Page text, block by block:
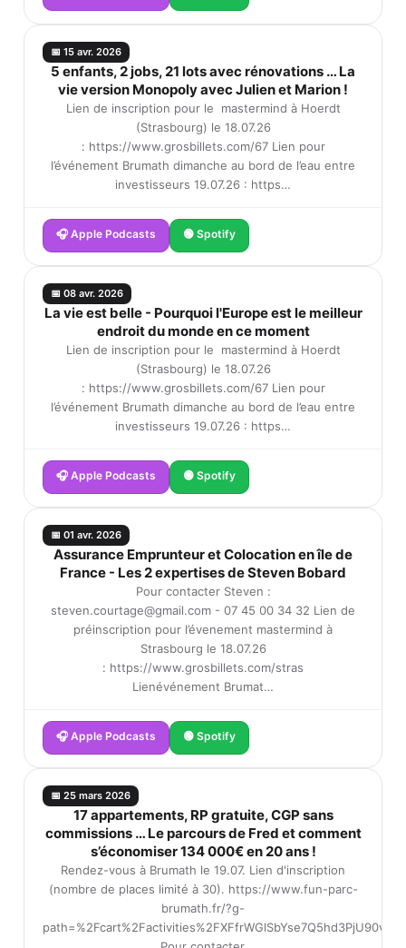
📅 15 avr. 2026
5 enfants, 2 jobs, 21 lots avec rénovations … La
vie version Monopoly avec Julien et Marion !
Lien de inscription pour le mastermind à Hoerdt
(Strasbourg) le 18.07.26
: https://www.grosbillets.com/67 Lien pour
l’événement Brumath dimanche au bord de l’eau entre
investisseurs 19.07.26 : https…
🎧 Apple Podcasts 🟢 Spotify
📅 08 avr. 2026
La vie est belle - Pourquoi l'Europe est le meilleur
endroit du monde en ce moment
Lien de inscription pour le mastermind à Hoerdt
(Strasbourg) le 18.07.26
: https://www.grosbillets.com/67 Lien pour
l’événement Brumath dimanche au bord de l’eau entre
investisseurs 19.07.26 : https…
🎧 Apple Podcasts 🟢 Spotify
📅 01 avr. 2026
Assurance Emprunteur et Colocation en île de
France - Les 2 expertises de Steven Bobard
Pour contacter Steven :
steven.courtage@gmail.com - 07 45 00 34 32 Lien de
préinscription pour l’évenement mastermind à
Strasbourg le 18.07.26
: https://www.grosbillets.com/stras
Lienévénement Brumat…
🎧 Apple Podcasts 🟢 Spotify
📅 25 mars 2026
17 appartements, RP gratuite, CGP sans
commissions … Le parcours de Fred et comment
s’économiser 134 000€ en 20 ans !
Rendez-vous à Brumath le 19.07. Lien d'inscription
(nombre de places limité à 30). https://www.fun-parc-
brumath.fr/?g-